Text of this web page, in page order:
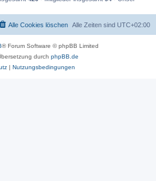
Alle Zeiten sind UTC+02:00
Alle Cookies löschen
® Forum Software © phpBB Limited
durch phpBB.de
| Nutzungsbedingungen